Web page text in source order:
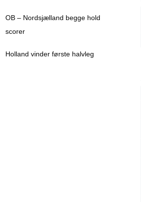
OB – Nordsjælland begge hold
scorer
Holland vinder første halvleg